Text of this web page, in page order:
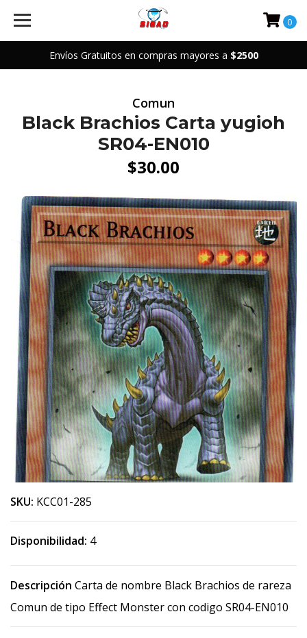
Envíos Gratuitos en compras mayores a $2500
0
Comun
Black Brachios Carta yugioh
SR04-EN010
$30.00
SKU: KCC01-285
Disponibilidad: 4
Descripción Carta de nombre Black Brachios de rareza
Comun de tipo Effect Monster con codigo SR04-EN010